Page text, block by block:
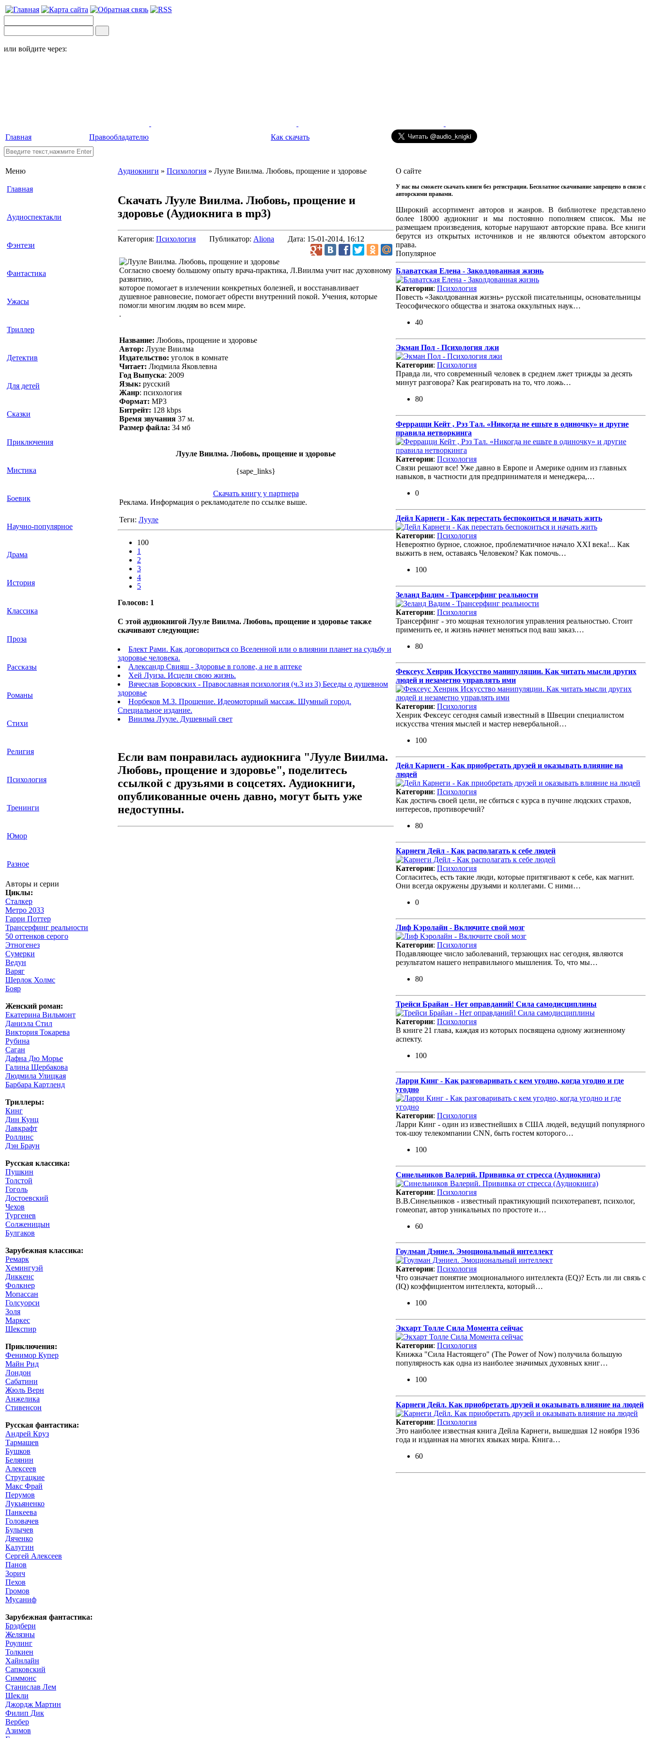
или войдите через:
Главная Правообладателю Как скачать
Меню
Главная
Аудиоспектакли
Фэнтези
Фантастика
Ужасы
Триллер
Детектив
Для детей
Сказки
Приключения
Мистика
Боевик
Научно-популярное
Драма
История
Классика
Проза
Рассказы
Романы
Стихи
Религия
Психология
Тренинги
Юмор
Разное
Авторы и серии
Циклы:
Сталкер
Метро 2033
Гарри Поттер
Трансерфинг реальности
50 оттенков серого
Этногенез
Сумерки
Ведун
Варяг
Шерлок Холмс
Бояр
Женский роман:
Екатерина Вильмонт
Даниэла Стил
Виктория Токарева
Рубина
Саган
Дафна Дю Морье
Галина Щербакова
Людмила Улицкая
Барбара Картленд
Триллеры:
Кинг
Дин Кунц
Лавкрафт
Роллинс
Дэн Браун
Русская классика:
Пушкин
Толстой
Гоголь
Достоевский
Чехов
Тургенев
Солженицын
Булгаков
Зарубежная классика:
Ремарк
Хемингуэй
Диккенс
Фолкнер
Мопассан
Голсуорси
Золя
Маркес
Шекспир
Приключения:
Фенимор Купер
Майн Рид
Лондон
Сабатини
Жюль Верн
Анжелика
Стивенсон
Русская фантастика:
Андрей Круз
Тармашев
Бушков
Белянин
Алексеев
Стругацкие
Макс Фрай
Перумов
Лукьяненко
Панкеева
Головачев
Булычев
Дяченко
Калугин
Сергей Алексеев
Панов
Зорич
Пехов
Громов
Мусаниф
Зарубежная фантастика:
Брэдбери
Желязны
Роулинг
Толкиен
Хайнлайн
Сапковский
Симмонс
Станислав Лем
Шекли
Джордж Мартин
Филип Дик
Вербер
Азимов
Аудиокниги » Психология » Лууле Виилма. Любовь, прощение и здоровье
Скачать Лууле Виилма. Любовь, прощение и
здоровье (Аудиокнига в mp3)
Категория: Психология Публикатор: Aliona Дата: 15-01-2014, 16:12
Согласно своему большому опыту врача-практика, Л.Виилма учит нас духовному
развитию,
которое помогает в излечении конкретных болезней, и восстанавливает
душевное равновесие, помогает обрести внутренний покой. Учения, которые
помогли многим людям во всем мире.
.
Название: Любовь, прощение и здоровье
Автор: Лууле Виилма
Издательство: уголок в комнате
Читает: Людмила Яковлевна
Год Выпуска: 2009
Язык: русский
Жанр: психология
Формат: MP3
Битрейт: 128 kbps
Время звучания 37 м.
Размер файла: 34 мб
Лууле Виилма. Любовь, прощение и здоровье
{sape_links}
Скачать книгу у партнера
Реклама. Информация о рекламодателе по ссылке выше.
Теги: Лууле
100
1
2
3
4
5
Голосов: 1
С этой аудиокнигой Лууле Виилма. Любовь, прощение и здоровье также
скачивают следующие:
Блект Рами. Как договориться со Вселенной или о влиянии планет на судьбу и
здоровье человека.
Александр Свияш - Здоровье в голове, а не в аптеке
Хей Луиза. Исцели свою жизнь.
Вячеслав Боровских - Православная психология (ч.3 из 3) Беседы о душевном
здоровье
Норбеков М.З. Прощение. Идеомоторный массаж. Шумный город.
Специальное издание.
Виилма Лууле. Душевный свет
Если вам понравилась аудиокнига "Лууле Виилма.
Любовь, прощение и здоровье", поделитесь
ссылкой с друзьями в соцсетях. Аудиокниги,
опубликованные очень давно, могут быть уже
недоступны.
О сайте
У нас вы сможете скачать книги без регистрации. Бесплатное скачивание запрещено в связи с
авторскими правами.
Широкий ассортимент авторов и жанров. В библиотеке представлено
более 18000 аудиокниг и мы постоянно пополняем список. Мы не
размещаем произведения, которые нарушают авторские права. Все книги
берутся из открытых источников и не являются объектом авторского
права.
Популярное
Блаватская Елена - Заколдованная жизнь
Категории: Психология
Повесть «Заколдованная жизнь» русской писательницы, основательницы
Теософического общества и знатока оккультных наук…
40
Экман Пол - Психология лжи
Категории: Психология
Правда ли, что современный человек в среднем лжет трижды за десять
минут разговора? Как реагировать на то, что ложь…
80
Феррацци Кейт , Рэз Тал. «Никогда не ешьте в одиночку» и другие
правила нетворкинга
Категории: Психология
Cвязи решают все! Уже давно в Европе и Америке одним из главных
навыков, в частности для предпринимателя и менеджера,…
0
Дейл Карнеги - Как перестать беспокоиться и начать жить
Категории: Психология
Невероятно бурное, сложное, проблематичное начало XXI века!... Как
выжить в нем, оставаясь Человеком? Как помочь…
100
Зеланд Вадим - Трансерфинг реальности
Категории: Психология
Трансерфинг - это мощная технология управления реальностью. Стоит
применить ее, и жизнь начнет меняться под ваш заказ.…
80
Фексеус Хенрик Искусство манипуляции. Как читать мысли других
людей и незаметно управлять ими
Категории: Психология
Хенрик Фексеус сегодня самый известный в Швеции специалистом
искусства чтения мыслей и мастер невербальной…
100
Дейл Карнеги - Как приобретать друзей и оказывать влияние на
людей
Категории: Психология
Как достичь своей цели, не сбиться с курса в пучине людских страхов,
интересов, противоречий?
80
Карнеги Дейл - Как располагать к себе людей
Категории: Психология
Согласитесь, есть такие люди, которые притягивают к себе, как магнит.
Они всегда окружены друзьями и коллегами. С ними…
0
Лиф Кэролайн - Включите свой мозг
Категории: Психология
Подавляющее число заболеваний, терзающих нас сегодня, являются
результатом нашего неправильного мышления. То, что мы…
80
Трейси Брайан - Нет оправданий! Сила самодисциплины
Категории: Психология
В книге 21 глава, каждая из которых посвящена одному жизненному
аспекту.
100
Ларри Кинг - Как разговаривать с кем угодно, когда угодно и где
угодно
Категории: Психология
Ларри Кинг - один из известнейших в США людей, ведущий популярного
ток-шоу телекомпании CNN, быть гостем которого…
100
Синельников Валерий. Прививка от стресса (Аудиокнига)
Категории: Психология
В.В.Синельников - известный практикующий психотерапевт, психолог,
гомеопат, автор уникальных по простоте и…
60
Гоулман Дэниел. Эмоциональный интеллект
Категории: Психология
Что означает понятие эмоционального интеллекта (EQ)? Есть ли ли связь с
(IQ) коэффициентом интеллекта, который…
100
Экхарт Толле Сила Момента сейчас
Категории: Психология
Книжка "Сила Настоящего" (The Power of Now) получила большую
популярность как одна из наиболее значимых духовных книг…
100
Карнеги Дейл. Как приобретать друзей и оказывать влияние на людей
Категории: Психология
Это наиболее известная книга Дейла Карнеги, вышедшая 12 ноября 1936
года и изданная на многих языках мира. Книга…
60